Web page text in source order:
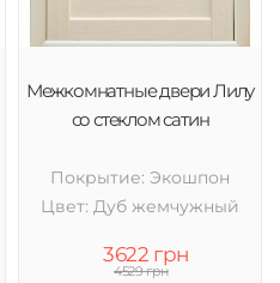
Межкомнатные двери Лилу
со стеклом сатин
Покрытие: Экошпон
Цвет: Дуб жемчужный
3622 грн
4529 грн